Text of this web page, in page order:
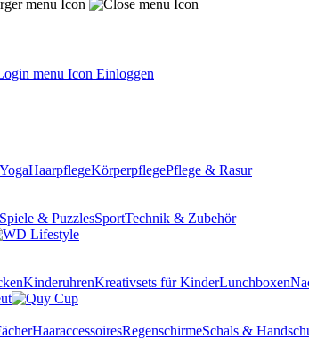
Einloggen
HaarpflegeKörperpflegePflege & Rasur
Spiele & PuzzlesSportTechnik & Zubehör
KinderuhrenKreativsets für KinderLunchboxen
HaaraccessoiresRegenschirmeSchals &